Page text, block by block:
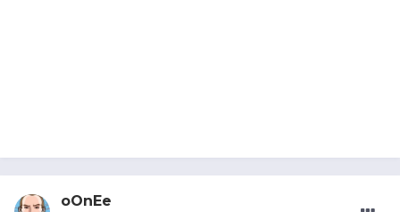
oOnEe